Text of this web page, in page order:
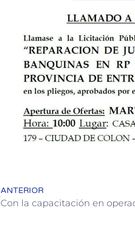
ANTERIOR